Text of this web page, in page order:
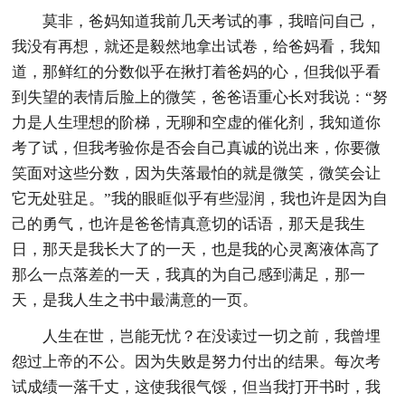
莫非，爸妈知道我前几天考试的事，我暗问自己，
我没有再想，就还是毅然地拿出试卷，给爸妈看，我知
道，那鲜红的分数似乎在揪打着爸妈的心，但我似乎看
到失望的表情后脸上的微笑，爸爸语重心长对我说：“努
力是人生理想的阶梯，无聊和空虚的催化剂，我知道你
考了试，但我考验你是否会自己真诚的说出来，你要微
笑面对这些分数，因为失落最怕的就是微笑，微笑会让
它无处驻足。”我的眼眶似乎有些湿润，我也许是因为自
己的勇气，也许是爸爸情真意切的话语，那天是我生
日，那天是我长大了的一天，也是我的心灵离液体高了
那么一点落差的一天，我真的为自己感到满足，那一
天，是我人生之书中最满意的一页。
人生在世，岂能无忧？在没读过一切之前，我曾埋
怨过上帝的不公。因为失败是努力付出的结果。每次考
试成绩一落千丈，这使我很气馁，但当我打开书时，我